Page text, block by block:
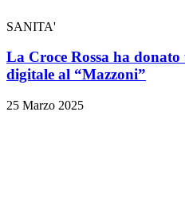
SANITA'
La Croce Rossa ha
digitale al “Mazzoni”
25 Marzo 2025